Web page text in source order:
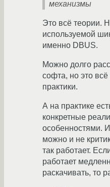
механизмы
Это всё теории.
используемой
именно DBUS.
Можно долго
софта, но это
практики.
А на практике
конкретные
особенностями.
можно и не
так работает.
работает
раскачивать, то